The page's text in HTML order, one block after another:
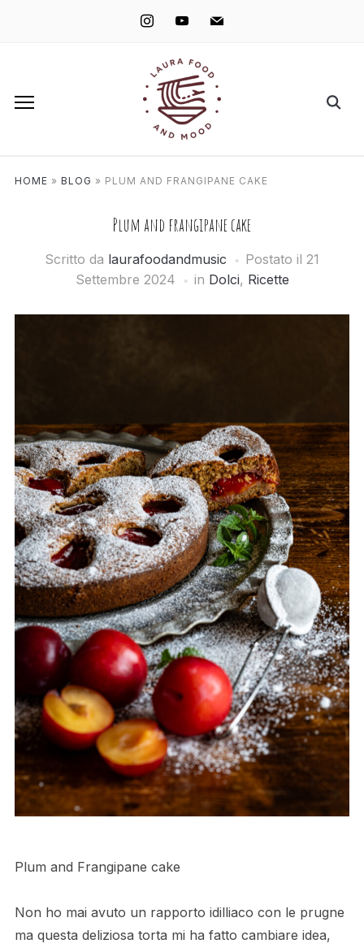
instagramyoutube mail
HOME » BLOG » PLUM AND FRANGIPANE CAKE
Plum and frangipane cake
Scritto da laurafoodandmusic Postato il 21
Settembre 2024
in Dolci, Ricette
Plum and Frangipane cake
Non ho mai avuto un rapporto idilliaco con le prugne
ma questa deliziosa torta mi ha fatto cambiare idea,